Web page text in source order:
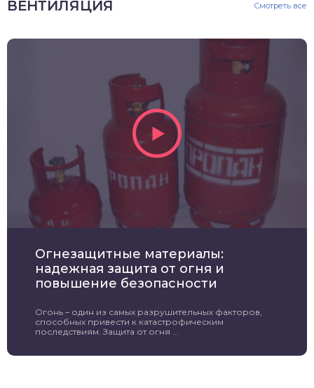
ВЕНТИЛЯЦИЯ Смотреть все
Огнезащитные материалы:
надежная защита от огня и
повышение безопасности
Огонь – один из самых разрушительных факторов,
способных привести к катастрофическим
последствиям. Защита от огня ...